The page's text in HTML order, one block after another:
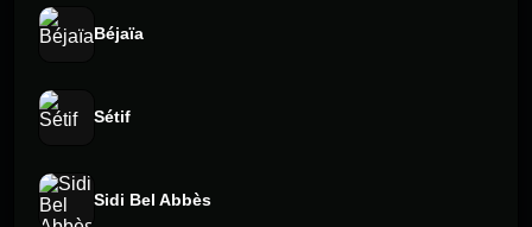
Béjaïa
Sétif
Sidi Bel Abbès